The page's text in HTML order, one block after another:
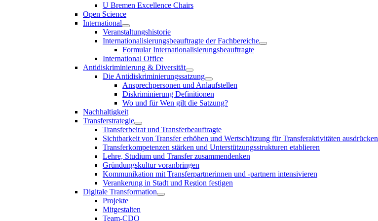
U Bremen Excellence Chairs
Open Science
International
Veranstaltungshistorie
Internationalisierungsbeauftragte der Fachbereiche
Formular Internationalisierungsbeauftragte
International Office
Antidiskriminierung & Diversität
Die Antidiskriminierungssatzung
Ansprechpersonen und Anlaufstellen
Diskriminierung Definitionen
Wo und für Wen gilt die Satzung?
Nachhaltigkeit
Transferstrategie
Transferbeirat und Transferbeauftragte
Sichtbarkeit von Transfer erhöhen und Wertschätzung für Transferaktivitäten ausdrücken
Transferkompetenzen stärken und Unterstützungsstrukturen etablieren
Lehre, Studium und Transfer zusammendenken
Gründungskultur voranbringen
Kommunikation mit Transferpartnerinnen und -partnern intensivieren
Verankerung in Stadt und Region festigen
Digitale Transformation
Projekte
Mitgestalten
Team-CDO